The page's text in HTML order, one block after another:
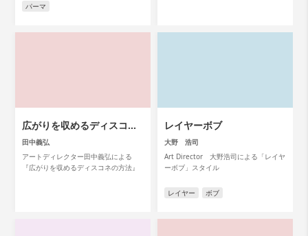
パーマ
広がりを収めるディスコネ
の方法
田中義弘
アートディレクター田中義弘による
『広がりを収めるディスコネの方法』
レイヤーボブ
大野 浩司
Art Director 大野浩司による「レイヤ
ーボブ」スタイル
レイヤー ボブ